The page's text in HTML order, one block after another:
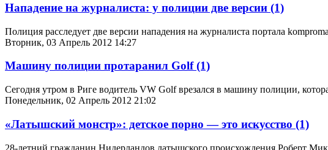
Нападение на журналиста: у полиции две версии (1)
Полиция расследует две версии нападения на журналиста портала
Вторник, 03 Апрель 2012 14:27
Машину полиции протаранил Golf(1)
Сегодня утром в Риге водитель VW Golf врезался в машину полиции,
Понедельник, 02 Апрель 2012 21:02
«Латышский монстр»: детское порно — это искусство (1)
28-летний гражданин Нидерландов латышского происхождения Роберт